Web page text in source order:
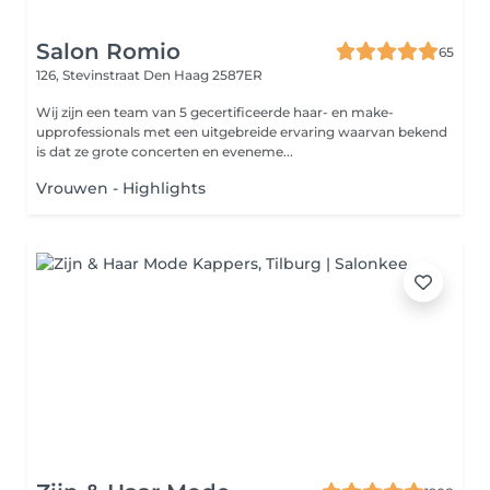
Salon Romio
65
126, Stevinstraat Den Haag 2587ER
Wij zijn een team van 5 gecertificeerde haar- en make-
upprofessionals met een uitgebreide ervaring waarvan bekend
is dat ze grote concerten en eveneme...
Vrouwen - Highlights